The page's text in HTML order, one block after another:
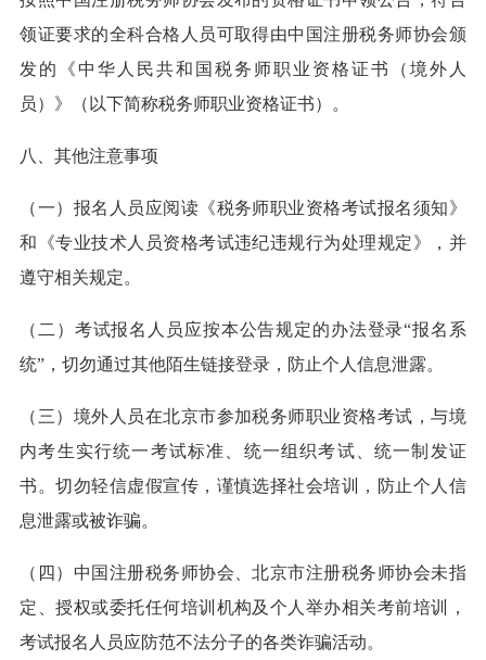
领证要求的全科合格人员可取得由中国注册税务师协会颁
发的《中华人民共和国税务师职业资格证书（境外人
员）》（以下简称税务师职业资格证书）。
八、其他注意事项
（一）报名人员应阅读《税务师职业资格考试报名须知》
和《专业技术人员资格考试违纪违规行为处理规定》，并
遵守相关规定。
（二）考试报名人员应按本公告规定的办法登录“报名系
统”，切勿通过其他陌生链接登录，防止个人信息泄露。
（三）境外人员在北京市参加税务师职业资格考试，与境
内考生实行统一考试标准、统一组织考试、统一制发证
书。切勿轻信虚假宣传，谨慎选择社会培训，防止个人信
息泄露或被诈骗。
（四）中国注册税务师协会、北京市注册税务师协会未指
定、授权或委托任何培训机构及个人举办相关考前培训，
考试报名人员应防范不法分子的各类诈骗活动。